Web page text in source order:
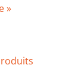
»